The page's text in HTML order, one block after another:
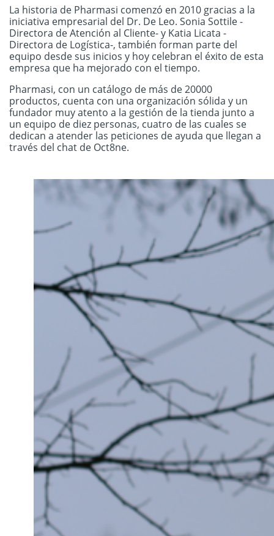
La historia de Pharmasi comenzó en 2010 gracias a la
iniciativa empresarial del Dr. De Leo. Sonia Sottile -
Directora de Atención al Cliente- y Katia Licata -
Directora de Logística-, también forman parte del
equipo desde sus inicios y hoy celebran el éxito de esta
empresa que ha mejorado con el tiempo.
Pharmasi, con un catálogo de más de 20000
productos, cuenta con una organización sólida y un
fundador muy atento a la gestión de la tienda junto a
un equipo de diez personas, cuatro de las cuales se
dedican a atender las peticiones de ayuda que llegan a
través del chat de Oct8ne.